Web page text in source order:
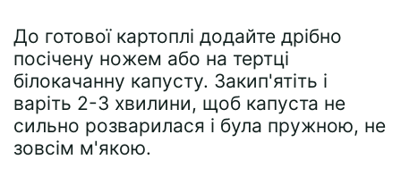
До готової картоплі додайте дрібно
посічену ножем або на тертці
білокачанну капусту. Закип'ятіть і
варіть 2-3 хвилини, щоб капуста не
сильно розварилася і була пружною, не
зовсім м'якою.